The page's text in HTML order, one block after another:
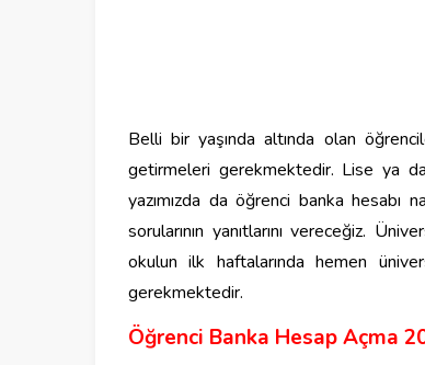
Belli bir yaşında altında olan
getirmeleri gerekmektedir. Lise ya
yazımızda da öğrenci banka hesabı
sorularının yanıtlarını vereceğiz.
okulun ilk haftalarında hemen
gerekmektedir.
Öğrenci Banka Hesap Açma